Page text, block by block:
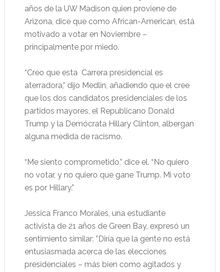
años de la UW Madison quien proviene de
Arizona, dice que como African-American, está
motivado a votar en Noviembre –
principalmente por miedo.
“Creo que esta Carrera presidencial es
aterradora,” dijo Medlin, añadiendo que el cree
que los dos candidatos presidenciales de los
partidos mayores, el Republicano Donald
Trump y la Demócrata Hillary Clinton, albergan
alguna medida de racismo.
“Me siento comprometido,” dice el. “No quiero
no votar, y no quiero que gane Trump. Mi voto
es por Hillary.”
Jessica Franco Morales, una estudiante
activista de 21 años de Green Bay, expresó un
sentimiento similar: ”Diría que la gente no está
entusiasmada acerca de las elecciones
presidenciales – más bien como agitados y